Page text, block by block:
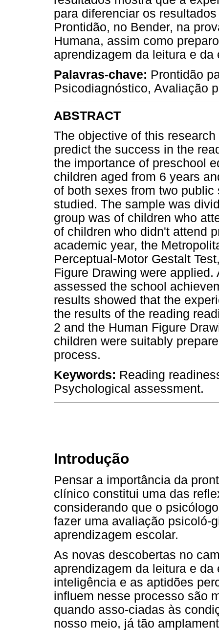
para diferenciar os
Prontidão, no Bender, na
Humana, assim como
aprendizagem da leitura e da
Palavras-chave: Prontidão
Psicodiagnóstico, Avaliação
ABSTRACT
The objective of this
predict the success in the
the importance of preschool
children aged from 6 years
of both sexes from two
studied. The sample was
group was of children who
of children who didn't attend
academic year, the
Perceptual-Motor Gestalt
Figure Drawing were
assessed the school
results showed that the
the results of the reading
2 and the Human Figure
children were suitably
process.
Keywords: Reading
Psychological assessment.
Introdução
Pensar a importância da
clínico constitui uma das
considerando que o
fazer uma avaliação psicoló-
aprendizagem escolar.
As novas descobertas no
aprendizagem da leitura e
inteligência e as aptidões
influem nesse processo são
quando asso-ciadas às
nosso meio, já tão